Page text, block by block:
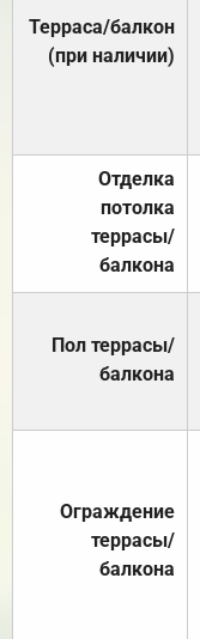
Терраса/балкон
(при наличии)
Отделка
потолка
террасы/
балкона
Пол террасы/
балкона
Ограждение
террасы/
балкона